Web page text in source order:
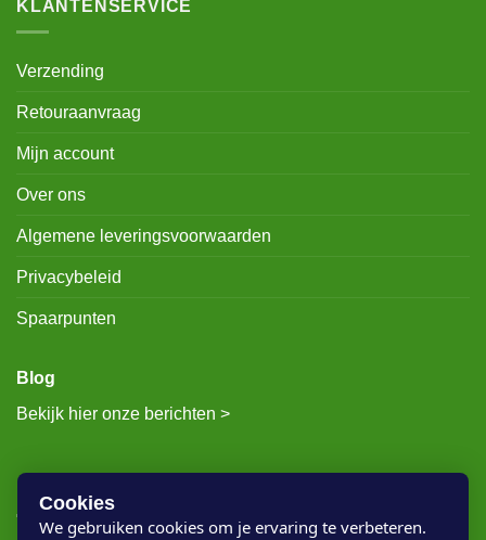
KLANTENSERVICE
Verzending
Retouraanvraag
Mijn account
Over ons
Algemene leveringsvoorwaarden
Privacybeleid
Spaarpunten
Blog
Bekijk hier onze berichten >
Cookies
We gebruiken cookies om je ervaring te verbeteren.